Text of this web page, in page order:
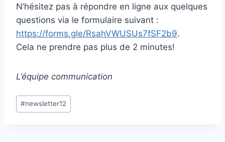
N’hésitez pas à répondre en ligne aux quelques
questions via le formulaire suivant :
https://forms.gle/RsahVWUSUs7fSF2b9.
Cela ne prendre pas plus de 2 minutes!
L’équipe communication
Étiquettes
de
#newsletter12